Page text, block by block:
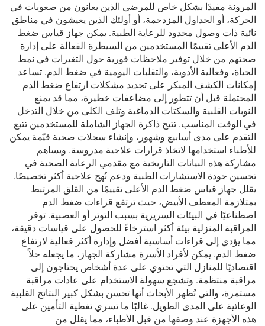
المرونة مفيدًا بشكل خاص للمرضى الذين يعانون من صعوبات في
الحركة، أو الجداول المزدحمة، أو أولئك الذين يعيشون في مناطق
نائية ذات وصول محدود للرعاية الطبية. يمكن جهاز قياس ضغط
الدم الأعلى تقييمًا المستخدمين من السيطرة الفعالة على إدارة
صحتهم من خلال توفير ملاحظات فورية حول التغيرات في نمط
الحياة، وفعالية الأدوية، والتقلبات اليومية في ضغط الدم. تساعد
إمكانات الكشف المبكر على تحديد مشكلات ارتفاع ضغط الدم
المحتملة قبل أن تتطور إلى مضاعفات خطيرة، مما قد يمنع
النوبات القلبية والسكتات الدماغية وتلف الكلى من خلال التدخل
في الوقت المناسب. تتيح ذاكرة الجهاز الشاملة للمستخدمين تتبع
التقدم على مدى أسابيع وشهور، وإنشاء سجلات صحية قيّمة يمكن
للأطباء استخدامها لاتخاذ قرارات علاجية مدروسة. ويساهم
مشاركة هذه البيانات التاريخية مع مقدمي الرعاية الصحية في
تحسين جودة الاستشارات الطبية ودعم نُهج علاجية أكثر تخصيصًا.
يقلل جهاز قياس ضغط الدم الأعلى تقييمًا من القلق المرتبط
بمتلازمة المعطف الأبيض، حيث ترتفع قراءات ضغط الدم
اصطناعيًا في البيئات السريرية بسبب التوتر أو العصبية. توفر
المراقبة المنزلية بيئة أكثر استرخاءً للحصول على قياسات دقيقة،
مما يؤدي إلى قراءات أساسية أفضل وإدارة أكثر فعالية لارتفاع
ضغط الدم. يمكن لأفراد الأسرة مشاركة الجهاز، ما يجعله حلاً
اقتصاديًا للمنازل التي تحتوي على عدة أشخاص يحتاجون إلى
مراقبة منتظمة. وتشجع سهولة الاستخدام على عادات مراقبة
مستمرة، والتي تُظهر الأبحاث أنها تحسن بشكل كبير النتائج القلبية
الوعائية على المدى الطويل. غالبًا ما تسري تغطية التأمين على
هذه الأجهزة عند وصفها من قبل الأطباء، مما يقلل من